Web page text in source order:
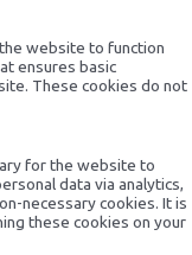
website to function
ensures basic
These cookies do not
for the website to
data via analytics,
necessary cookies. It is
these cookies on your